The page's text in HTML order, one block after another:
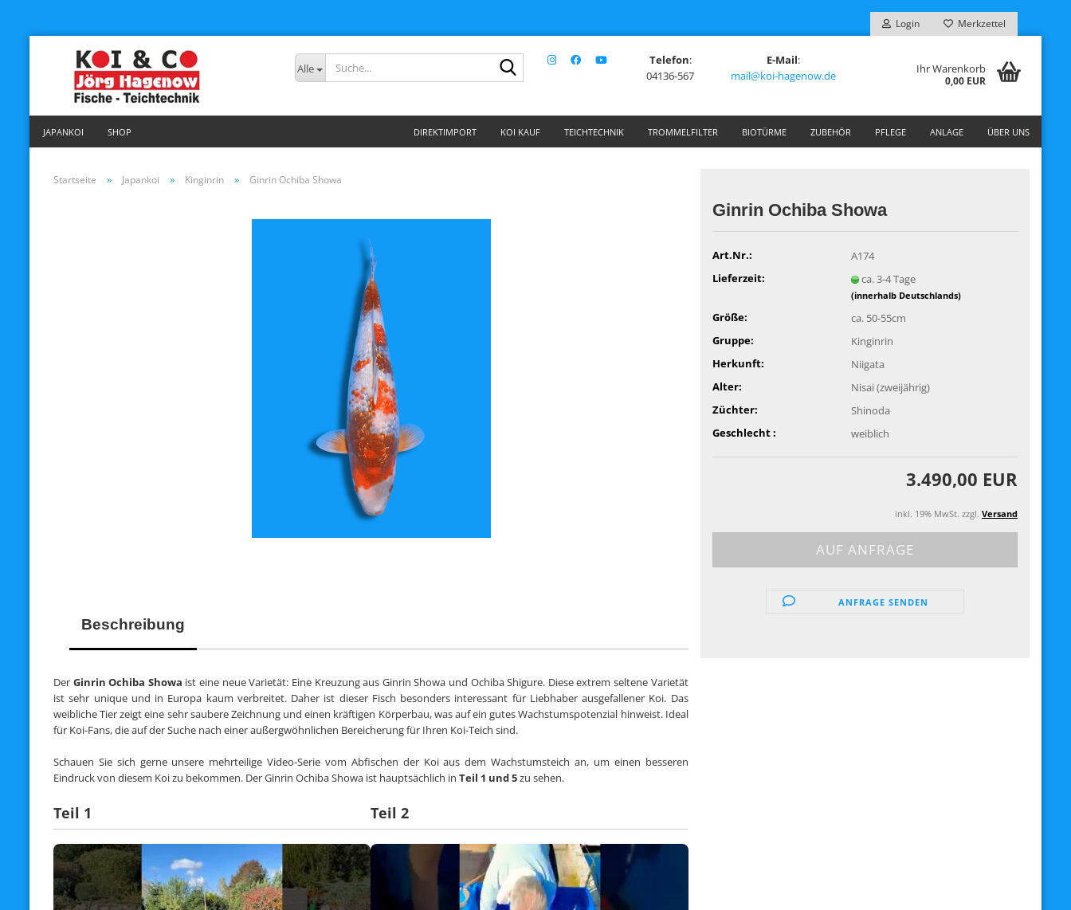
Login Merkzettel
Alle
Suche... Telefon:
04136-567
E-Mail:
mail@koi-hagenow.de
Ihr Warenkorb
0,00 EUR
JAPANKOI SHOP DIREKTIMPORT KOI KAUF TEICHTECHNIK TROMMELFILTER BIOTÜRME ZUBEHÖR PFLEGE ANLAGE ÜBER UNS
Startseite » Japankoi » Kinginrin » Ginrin Ochiba Showa
Ginrin Ochiba Showa
Art.Nr.:
A174
Lieferzeit:
ca. 3-4 Tage
(innerhalb Deutschlands)
Größe:
ca. 50-55cm
Gruppe:
Kinginrin
Herkunft:
Niigata
Alter:
Nisai (zweijährig)
Züchter:
Shinoda
Geschlecht :
weiblich
3.490,00 EUR
inkl. 19% MwSt. zzgl. Versand
ANFRAGE SENDEN
Beschreibung
Der Ginrin Ochiba Showa ist eine neue Varietät: Eine Kreuzung aus Ginrin Showa und Ochiba Shigure. Diese extrem seltene Varietät
ist sehr unique und in Europa kaum verbreitet. Daher ist dieser Fisch besonders interessant für Liebhaber ausgefallener Koi. Das
weibliche Tier zeigt eine sehr saubere Zeichnung und einen kräftigen Körperbau, was auf ein gutes Wachstumspotenzial hinweist. Ideal
für Koi-Fans, die auf der Suche nach einer außergwöhnlichen Bereicherung für Ihren Koi-Teich sind.
Schauen Sie sich gerne unsere mehrteilige Video-Serie vom Abfischen der Koi aus dem Wachstumsteich an, um einen besseren
Eindruck von diesem Koi zu bekommen. Der Ginrin Ochiba Showa ist hauptsächlich in Teil 1 und 5zu sehen.
Teil 1 Teil 2